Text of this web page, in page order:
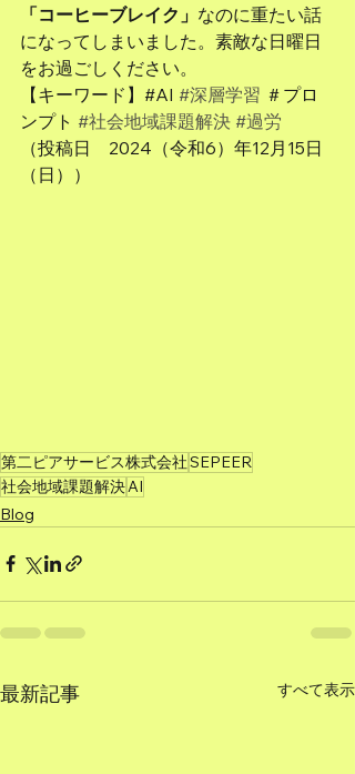
「コーヒーブレイク」 なのに重たい話
になってしまいました。素敵な日曜日
をお過ごしください。
【キーワード】#AI #深層学習 ＃プロ
ンプト #社会地域課題解決 #過労
（投稿日　2024（令和6）年12月15日
（日））
第二ピアサービス株式会社SEPEER
社会地域課題解決AI
Blog
最新記事 すべて表示